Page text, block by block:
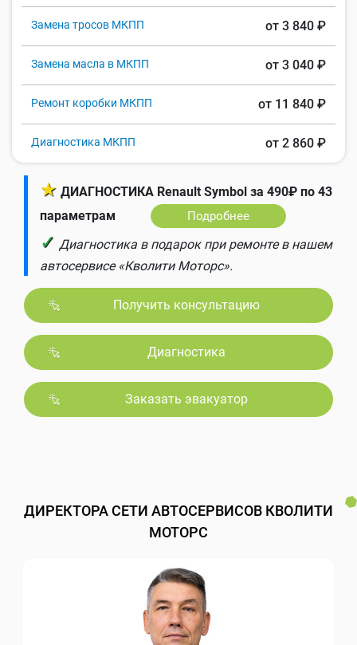
Замена тросов МКПП от 3 840 ₽
Замена масла в МКПП от 3 040 ₽
Ремонт коробки МКПП от 11 840 ₽
Диагностика МКПП от 2 860 ₽
★ ДИАГНОСТИКА Renault Symbol за 490₽ по 43
параметрам
Подробнее
✓ Диагностика в подарок при ремонте в нашем
автосервисе «Кволити Моторс».
Получить консультацию
Диагностика
Заказать эвакуатор
ДИРЕКТОРА СЕТИ АВТОСЕРВИСОВ КВОЛИТИ
МОТОРС